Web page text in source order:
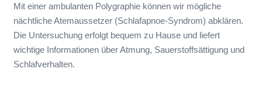
Mit einer ambulanten Polygraphie können wir mögliche
nächtliche Atemaussetzer (Schlafapnoe-Syndrom) abklären.
Die Untersuchung erfolgt bequem zu Hause und liefert
wichtige Informationen über Atmung, Sauerstoffsättigung und
Schlafverhalten.